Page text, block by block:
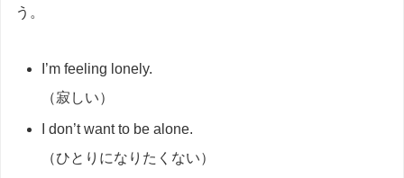
う。
I’m feeling lonely.
（寂しい）
I don’t want to be alone.
（ひとりになりたくない）